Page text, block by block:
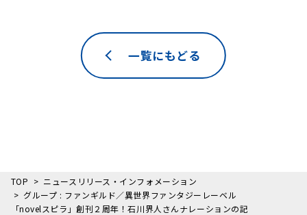
一覧にもどる
TOP
ニュースリリース・インフォメーション
グループ : ファンギルド／異世界ファンタジーレーベル
「novelスピラ」創刊２周年！石川界人さんナレーションの記